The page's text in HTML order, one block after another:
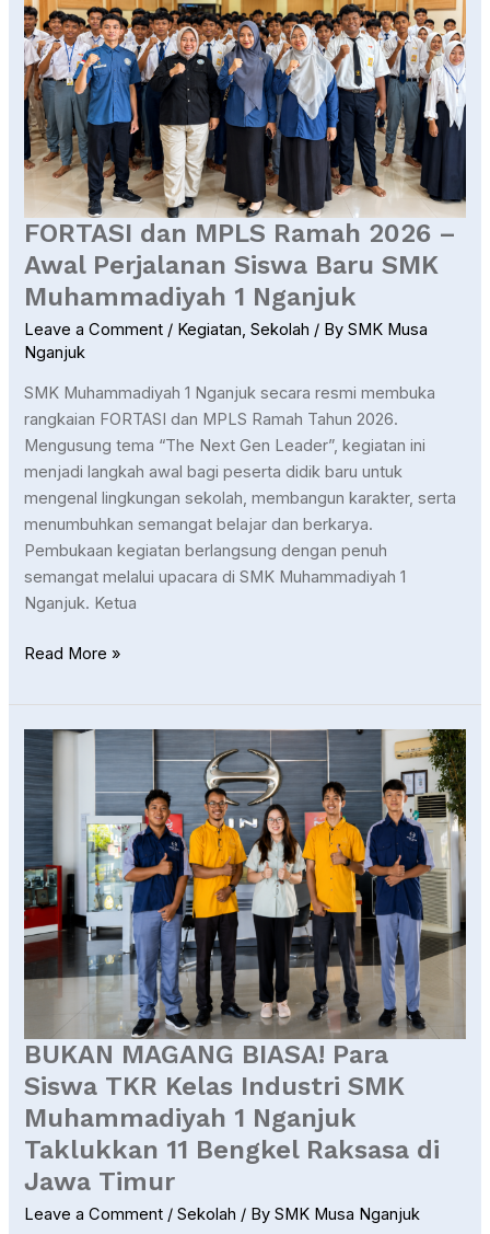
FORTASI dan MPLS Ramah 2026 –
Awal Perjalanan Siswa Baru SMK
Muhammadiyah 1 Nganjuk
Leave a Comment / Kegiatan,Sekolah / BySMK Musa
Nganjuk
SMK Muhammadiyah 1 Nganjuk secara resmi membuka
rangkaian FORTASI dan MPLS Ramah Tahun 2026.
Mengusung tema “The Next Gen Leader”, kegiatan ini
menjadi langkah awal bagi peserta didik baru untuk
mengenal lingkungan sekolah, membangun karakter, serta
menumbuhkan semangat belajar dan berkarya.
Pembukaan kegiatan berlangsung dengan penuh
semangat melalui upacara di SMK Muhammadiyah 1
Nganjuk. Ketua
Ramah
2026
–
Awal
Perjalanan
Siswa
Baru
SMK
Muhammadiyah
Nganjuk
Read More »
BUKAN MAGANG BIASA! Para
Siswa TKR Kelas Industri SMK
Muhammadiyah 1 Nganjuk
Taklukkan 11 Bengkel Raksasa di
Jawa Timur
Leave a Comment /Sekolah / BySMK Musa Nganjuk
BUKAN
MAGANG
BIASA!
Para
Siswa
TKR
Kelas
Industri
SMK
Muhammadiyah
Taklukkan
11
Bengkel
di
Jawa
Timur